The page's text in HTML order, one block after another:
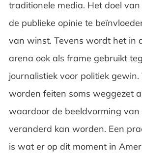
traditionele media. Het doel
de publieke opinie te
van winst. Tevens wordt het in
arena ook als frame gebruikt
journalistiek voor politiek
worden feiten soms weggezet
waardoor de beeldvorming
veranderd kan worden. Een
is wat er op dit moment in